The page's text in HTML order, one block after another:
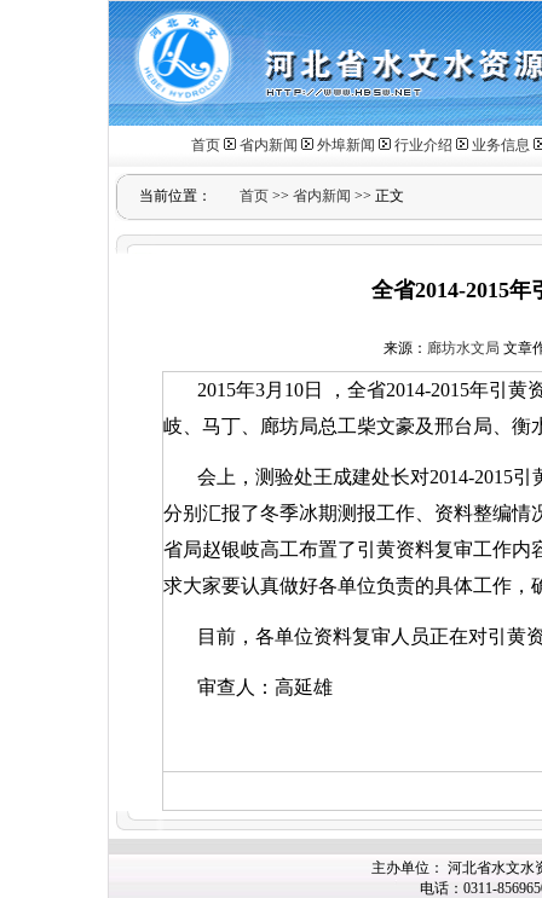
首页 省内新闻 外埠新闻 行业介绍 业务信息
当前位置： 首页 >> 省内新闻 >> 正文
全省2014-2015
来源： 廊坊水文局 文章
2015年3月10日
，全省2014-2015年引
岐、马丁、廊坊局总工柴文豪及邢台局、
会上，测验处王成建处长对2014-2015
分别汇报了冬季冰期测报工作、资料整编
省局赵银岐高工布置了引黄资料复审工作
求大家要认真做好各单位负责的具体工作，
目前，各单位资料复审人员正在对引黄
审查人：高延雄
主办单位： 河北省水文水
电话：0311-